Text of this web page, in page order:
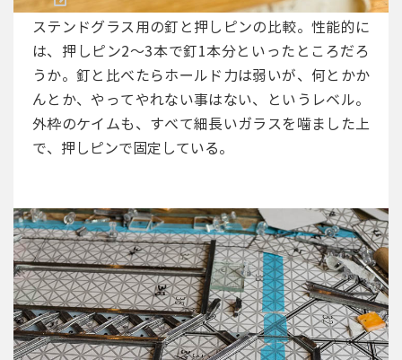
ステンドグラス用の釘と押しピンの比較。性能的に
は、押しピン2～3本で釘1本分といったところだろ
うか。釘と比べたらホールド力は弱いが、何とかか
んとか、やってやれない事はない、というレベル。
外枠のケイムも、すべて細長いガラスを噛ました上
で、押しピンで固定している。